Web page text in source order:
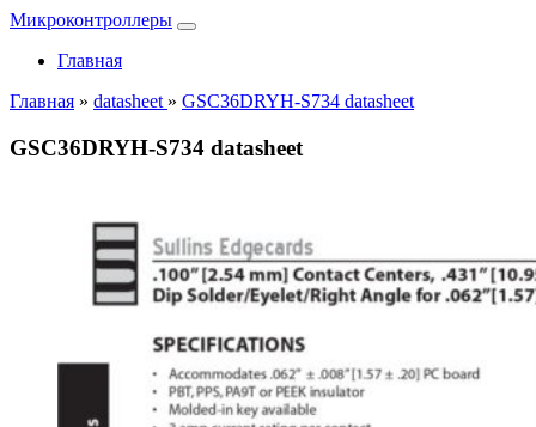
Микроконтроллеры
Главная
Главная » datasheet » GSC36DRYH-S734 datasheet
GSC36DRYH-S734 datasheet